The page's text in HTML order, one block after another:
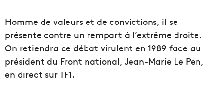
Homme de valeurs et de convictions, il se
présente contre un rempart à l’extrême droite.
On retiendra ce débat virulent en 1989 face au
président du Front national, Jean-Marie Le Pen,
en direct sur TF1.